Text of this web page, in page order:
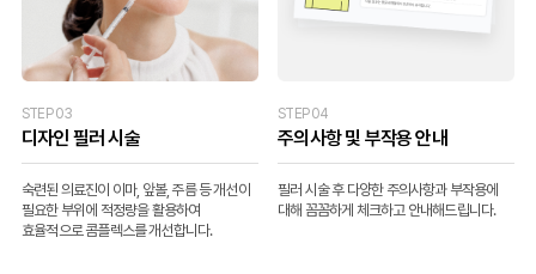
STEP 03
디자인 필러 시술
숙련된 의료진이 이마, 앞볼, 주름 등 개선이
필요한 부위에 적정량을 활용하여
효율적으로 콤플렉스를 개선합니다.
STEP 04
주의사항 및 부작용 안내
필러 시술 후 다양한 주의사항과 부작용에
대해 꼼꼼하게 체크하고 안내해드립니다.